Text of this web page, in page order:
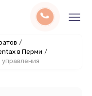
/
в Перми /